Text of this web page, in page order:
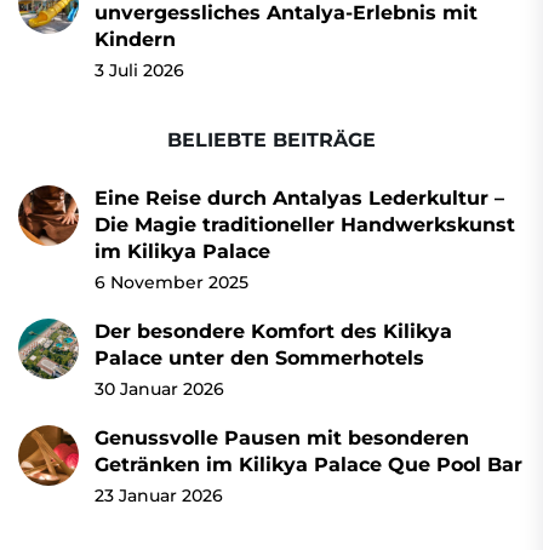
unvergessliches Antalya-Erlebnis mit
Kindern
3 Juli 2026
BELIEBTE BEITRÄGE
Eine Reise durch Antalyas Lederkultur –
Die Magie traditioneller Handwerkskunst
im Kilikya Palace
6 November 2025
Der besondere Komfort des Kilikya
Palace unter den Sommerhotels
30 Januar 2026
Genussvolle Pausen mit besonderen
Getränken im Kilikya Palace Que Pool Bar
23 Januar 2026